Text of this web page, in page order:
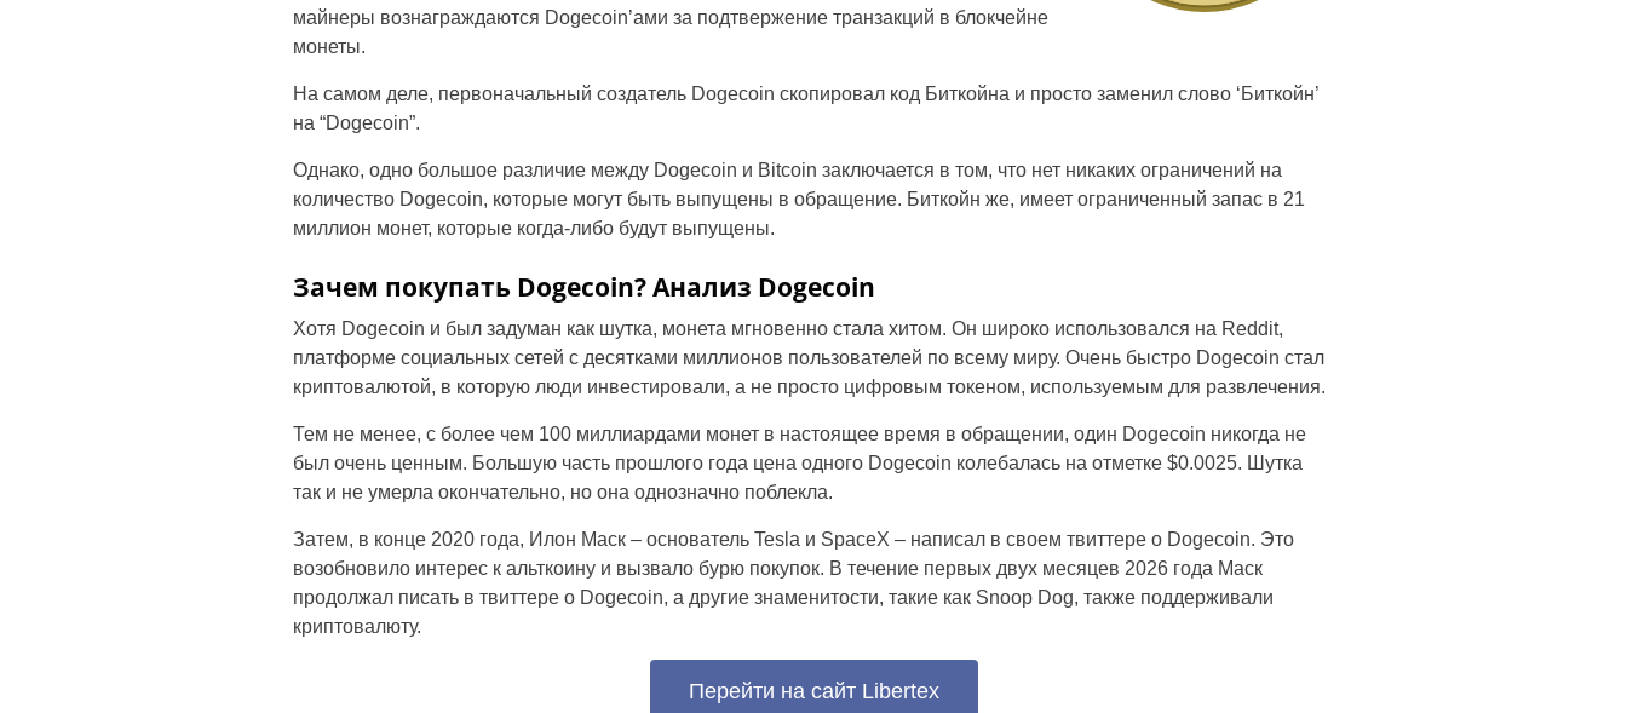
майнеры вознаграждаются Dogecoin’ами за подтвержение транзакций в блокчейне
монеты.
На самом деле, первоначальный создатель Dogecoin скопировал код Биткойна и просто заменил слово ‘Биткойн’
на “Dogecoin”.
Однако, одно большое различие между Dogecoin и Bitcoin заключается в том, что нет никаких ограничений на
количество Dogecoin, которые могут быть выпущены в обращение. Биткойн же, имеет ограниченный запас в 21
миллион монет, которые когда-либо будут выпущены.
Зачем покупать Dogecoin? Анализ Dogecoin
Хотя Dogecoin и был задуман как шутка, монета мгновенно стала хитом. Он широко использовался на Reddit,
платформе социальных сетей с десятками миллионов пользователей по всему миру. Очень быстро Dogecoin стал
криптовалютой, в которую люди инвестировали, а не просто цифровым токеном, используемым для развлечения.
Тем не менее, с более чем 100 миллиардами монет в настоящее время в обращении, один Dogecoin никогда не
был очень ценным. Большую часть прошлого года цена одного Dogecoin колебалась на отметке $0.0025. Шутка
так и не умерла окончательно, но она однозначно поблекла.
Затем, в конце 2020 года, Илон Маск – основатель Tesla и SpaceX – написал в своем твиттере о Dogecoin. Это
возобновило интерес к альткоину и вызвало бурю покупок. В течение первых двух месяцев 2026 года Маск
продолжал писать в твиттере о Dogecoin, а другие знаменитости, такие как Snoop Dog, также поддерживали
криптовалюту.
Перейти на сайт Libertex